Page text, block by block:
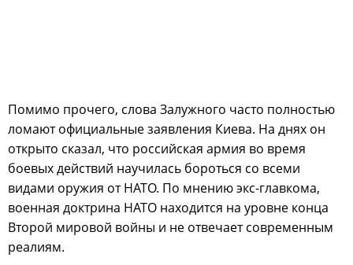
Помимо прочего, слова Залужного часто полностью
ломают официальные заявления Киева. На днях он
открыто сказал, что российская армия во время
боевых действий научилась бороться со всеми
видами оружия от НАТО. По мнению экс-главкома,
военная доктрина НАТО находится на уровне конца
Второй мировой войны и не отвечает современным
реалиям.